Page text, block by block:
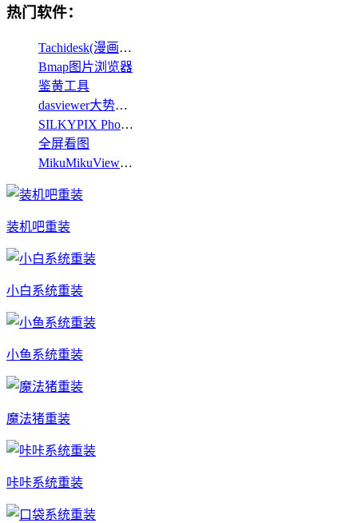
热门软件：
Tachidesk(漫画聚合阅读器)
Bmap图片浏览器
鉴黄工具
dasviewer大势实景三维浏览器
SILKYPIX Photo ExpressViewer(图片浏览工具)
全屏看图
MikuMikuViewer图片查看器
装机吧重装
小白系统重装
小鱼系统重装
魔法猪重装
咔咔系统重装